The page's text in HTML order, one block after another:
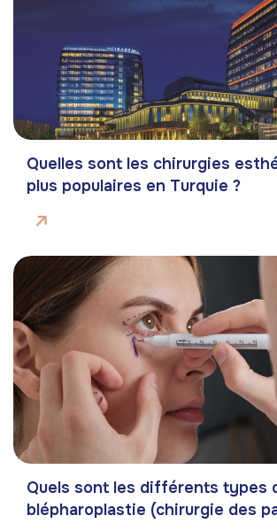
Quelles sont les chirurgies
plus populaires en Turquie ?
Quels sont les différents types
blépharoplastie (chirurgie des